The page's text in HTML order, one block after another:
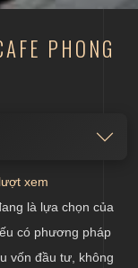
PHONG
cafe
xem
là lựa chọn của
có phương pháp
vốn đầu tư, không